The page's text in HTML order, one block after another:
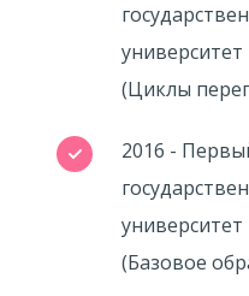
(Циклы
2016 -
(Базовое